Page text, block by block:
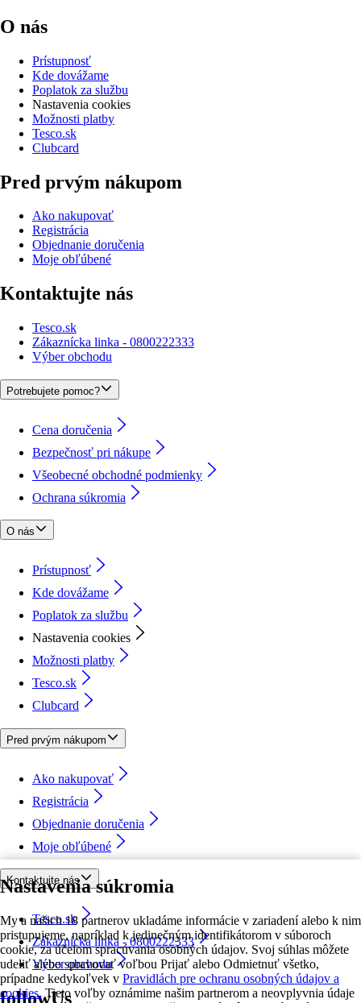
Nastavenia súkromia
My a našich 18 partnerov ukladáme informácie v zariadení alebo k nim
pristupujeme, napríklad k jedinečným identifikátorom v súboroch
cookie, za účelom spracúvania osobných údajov. Svoj súhlas môžete
udeliť alebo spravovať voľbou Prijať alebo Odmietnuť všetko,
prípadne kedykoľvek v Pravidlách pre ochranu osobných údajov a
cookies. Tieto voľby oznámime našim partnerom a neovplyvnia údaje
O nás
Prístupnosť
Kde dovážame
Poplatok za službu
Nastavenia cookies
Možnosti platby
Tesco.sk
Clubcard
Pred prvým nákupom
Ako nakupovať
Registrácia
Objednanie doručenia
Moje obľúbené
Kontaktujte nás
Tesco.sk
Zákaznícka linka - 0800222333
Výber obchodu
Potrebujete pomoc?
Cena doručenia
Bezpečnosť pri nákupe
Všeobecné obchodné podmienky
Ochrana súkromia
O nás
Prístupnosť
Kde dovážame
Poplatok za službu
Nastavenia cookies
Možnosti platby
Tesco.sk
Clubcard
Pred prvým nákupom
Ako nakupovať
Registrácia
Objednanie doručenia
Moje obľúbené
Kontaktujte nás
Tesco.sk
Zákaznícka linka - 0800222333
Výber obchodu
followUs